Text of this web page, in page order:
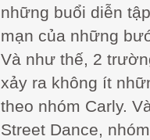
những buổi diễn
mạn của những
Và như thế, 2
xảy ra không ít
theo nhóm Carly.
Street Dance,